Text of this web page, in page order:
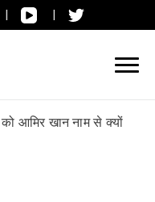
आमिर खान नाम से क्यों